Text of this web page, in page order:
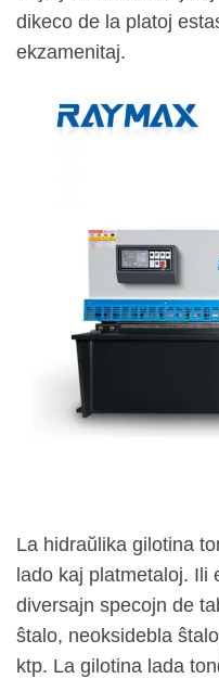
dikeco de la platoj
ekzamenitaj.
La hidraŭlika gilotina
lado kaj platmetaloj. Ili
diversajn specojn de
ŝtalo, neoksidebla
ktp. La gilotina lada